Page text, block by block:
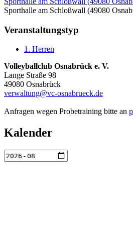
Sporthalle am Schloßwall (49080
Veranstaltungstyp
1. Herren
Volleyballclub Osnabrück e. V.
Lange Straße 98
49080 Osnabrück
verwaltung@vc-osnabrueck.de
Anfragen wegen Probetraining bitte an
Kalender